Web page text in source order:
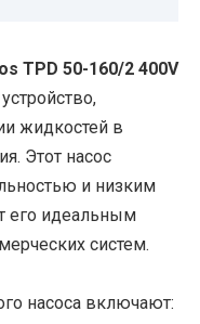
TPD 50-160/2 400V
жидкостей в
Этот насос
и низким
его идеальным
систем.
насоса включают: